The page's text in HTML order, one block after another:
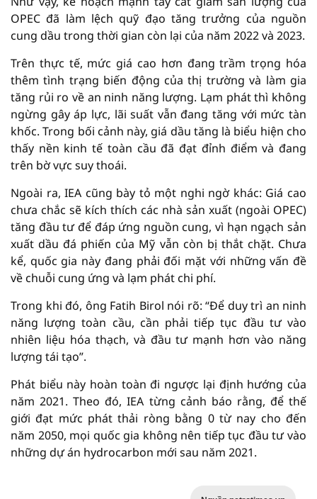
OPEC đã làm lệch quỹ đạo tăng trưởng của nguồn
cung dầu trong thời gian còn lại của năm 2022 và 2023.
Trên thực tế, mức giá cao hơn đang trầm trọng hóa
thêm tình trạng biến động của thị trường và làm gia
tăng rủi ro về an ninh năng lượng. Lạm phát thì không
ngừng gây áp lực, lãi suất vẫn đang tăng với mức tàn
khốc. Trong bối cảnh này, giá dầu tăng là biểu hiện cho
thấy nền kinh tế toàn cầu đã đạt đỉnh điểm và đang
trên bờ vực suy thoái.
Ngoài ra, IEA cũng bày tỏ một nghi ngờ khác: Giá cao
chưa chắc sẽ kích thích các nhà sản xuất (ngoài OPEC)
tăng đầu tư để đáp ứng nguồn cung, vì hạn ngạch sản
xuất dầu đá phiến của Mỹ vẫn còn bị thắt chặt. Chưa
kể, quốc gia này đang phải đối mặt với những vấn đề
về chuỗi cung ứng và lạm phát chi phí.
Trong khi đó, ông Fatih Birol nói rõ: “Để duy trì an ninh
năng lượng toàn cầu, cần phải tiếp tục đầu tư vào
nhiên liệu hóa thạch, và đầu tư mạnh hơn vào năng
lượng tái tạo”.
Phát biểu này hoàn toàn đi ngược lại định hướng của
năm 2021. Theo đó, IEA từng cảnh báo rằng, để thế
giới đạt mức phát thải ròng bằng 0 từ nay cho đến
năm 2050, mọi quốc gia không nên tiếp tục đầu tư vào
những dự án hydrocarbon mới sau năm 2021.